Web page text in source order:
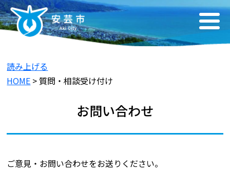
読み上げる
HOME > 質問・相談受け付け
お問い合わせ
ご意見・お問い合わせをお送りください。